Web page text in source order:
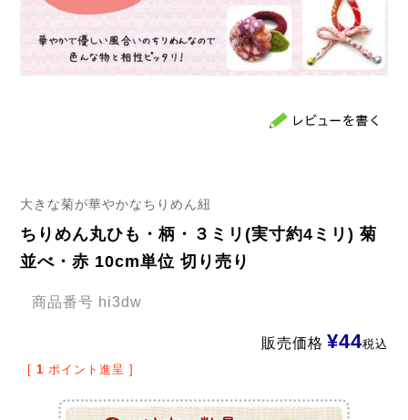
大きな菊が華やかなちりめん紐
ちりめん丸ひも・柄・３ミリ(実寸約4ミリ) 菊
並べ・赤 10cm単位 切り売り
商品番号 hi3dw
販売価格 ¥44税込
[ 1 ポイント進呈 ]